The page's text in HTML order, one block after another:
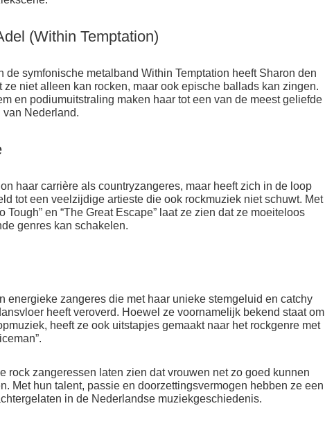
(Within Temptation)
de symfonische metalband Within Temptation heeft Sharon den
ze niet alleen kan rocken, maar ook epische ballads kan zingen.
en podiumuitstraling maken haar tot een van de meest geliefde
van Nederland.
haar carrière als countryzangeres, maar heeft zich in de loop
tot een veelzijdige artieste die ook rockmuziek niet schuwt. Met
Tough” en “The Great Escape” laat ze zien dat ze moeiteloos
genres kan schakelen.
energieke zangeres die met haar unieke stemgeluid en catchy
heeft veroverd. Hoewel ze voornamelijk bekend staat om
heeft ze ook uitstapjes gemaakt naar het rockgenre met
rock zangeressen laten zien dat vrouwen net zo goed kunnen
Met hun talent, passie en doorzettingsvermogen hebben ze een
in de Nederlandse muziekgeschiedenis.